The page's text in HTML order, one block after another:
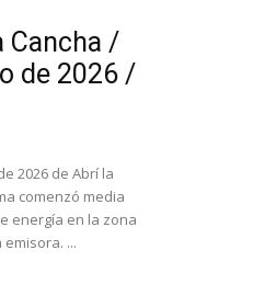
Cancha /
de 2026 /
2026 de Abrí la
comenzó media
energía en la zona
...